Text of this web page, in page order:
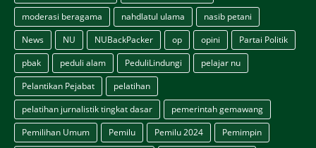
moderasi beragama
nahdlatul ulama
nasib petani
News
NU NUBackPacker op opini
Partai Politik
pbak
peduli alam PeduliLindungi
pelajar nu
Pelantikan Pejabat
pelatihan
pelatihan jurnalistik tingkat dasar
pemerintah gemawang
Pemilihan Umum
Pemilu Pemilu 2024
Pemimpin